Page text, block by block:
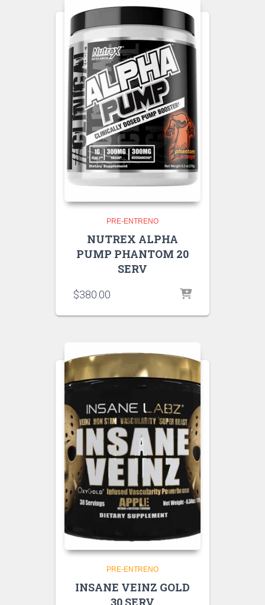
PRE-ENTRENO
NUTREX ALPHA
PUMP PHANTOM 20
SERV
$380.00
PRE-ENTRENO
INSANE VEINZ GOLD
30 SERV